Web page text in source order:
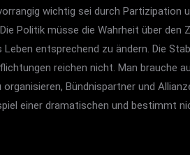
wichtig sei durch Partizipation
Politik müsse die Wahrheit über den
Leben entsprechend zu ändern. Die
reichen nicht. Man brauche
Bündnispartner und
einer dramatischen und bestimmt